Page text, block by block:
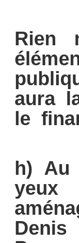
Rien
aura
le
h) Au